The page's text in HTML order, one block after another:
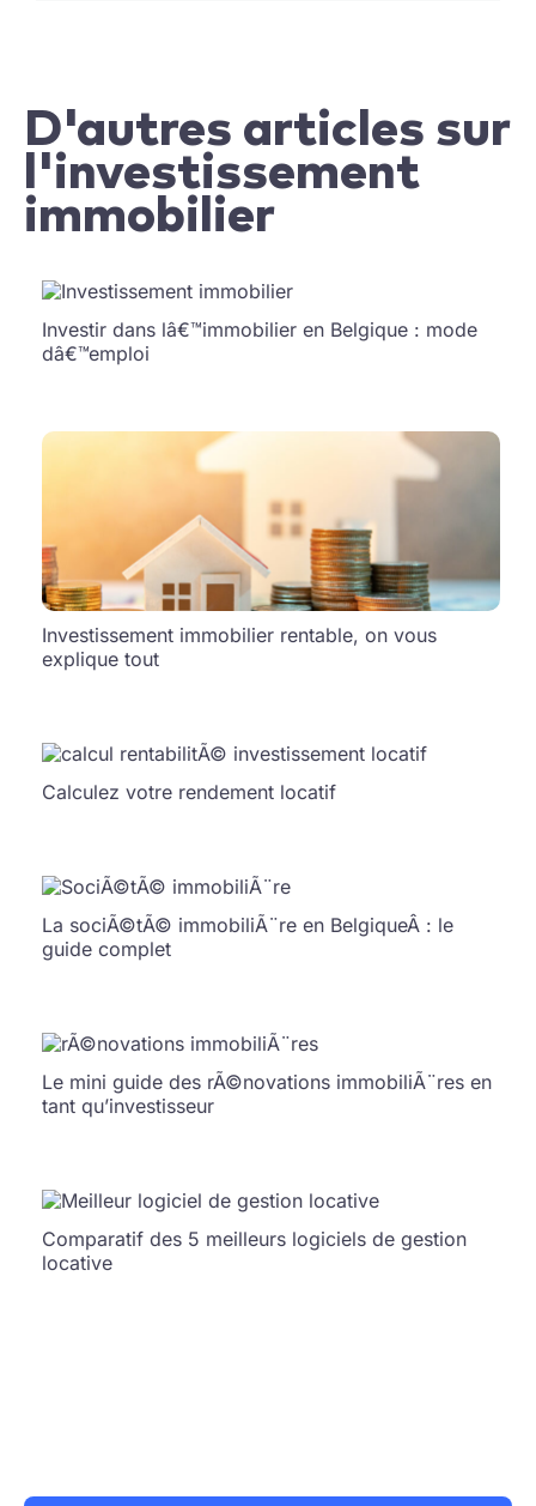
D'autres articles sur
l'investissement
immobilier
Investir dans lâ€™immobilier en Belgique : mode
dâ€™emploi
Investissement immobilier rentable, on vous
explique tout
Calculez votre rendement locatif
La sociÃ©tÃ© immobiliÃ¨re en BelgiqueÂ : le
guide complet
Le mini guide des rÃ©novations immobiliÃ¨res en
tant qu’investisseur
Comparatif des 5 meilleurs logiciels de gestion
locative